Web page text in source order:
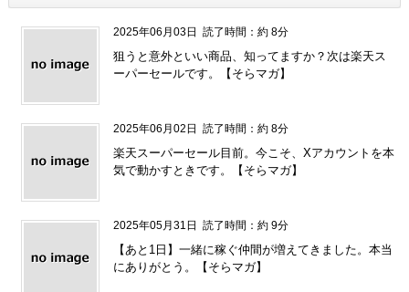
2025年06月03日 読了時間：約 8分
狙うと意外といい商品、知ってますか？次は楽天ス
ーパーセールです。【そらマガ】
2025年06月02日 読了時間：約 8分
楽天スーパーセール目前。今こそ、Xアカウントを本
気で動かすときです。【そらマガ】
2025年05月31日 読了時間：約 9分
【あと1日】一緒に稼ぐ仲間が増えてきました。本当
にありがとう。【そらマガ】